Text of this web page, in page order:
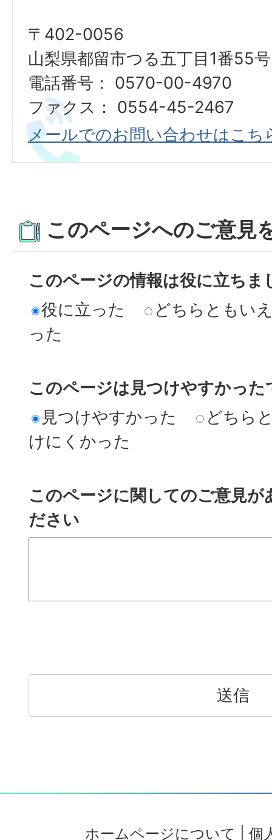
〒402-0056
山梨県都留市つる五丁目1番55号
電話番号： 0570-00-4970
ファクス： 0554-45-2467
メールでのお問い合わせはこち
このページへのご意見
このページの情報は役に立ちま
役に立った
どちらともい
った
このページは見つけやすかった
見つけやすかった
どちら
けにくかった
このページに関してのご意見
ださい
ホームページについて 個